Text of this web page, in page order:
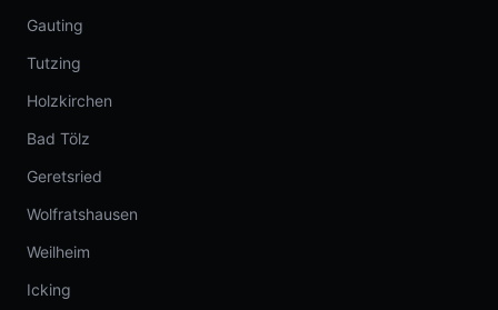
Gauting
Tutzing
Holzkirchen
Bad Tölz
Geretsried
Wolfratshausen
Weilheim
Icking